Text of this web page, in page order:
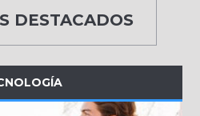
DESTACADOS